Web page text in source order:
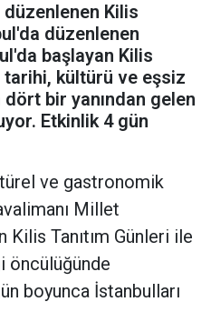
Kilis
düzenlenen
başlayan Kilis
tarihi, kültürü ve eşsiz
bir yanından gelen
Etkinlik 4 gün
ve gastronomik
Millet
Tanıtım Günleri ile
öncülüğünde
boyunca İstanbulları